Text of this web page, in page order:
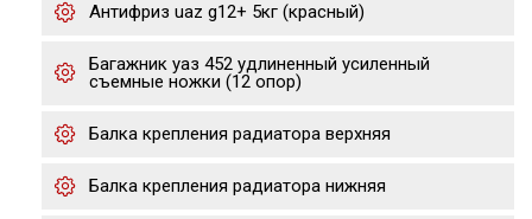
Антифриз uaz g12+ 5кг (красный)
Багажник уаз 452 удлиненный усиленный
съемные ножки (12 опор)
Балка крепления радиатора верхняя
Балка крепления радиатора нижняя